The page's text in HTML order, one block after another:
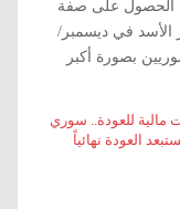
الحصول على صفة
الأسد في ديسمبر/
السوريين بصورة أكبر
للعودة.. سوري